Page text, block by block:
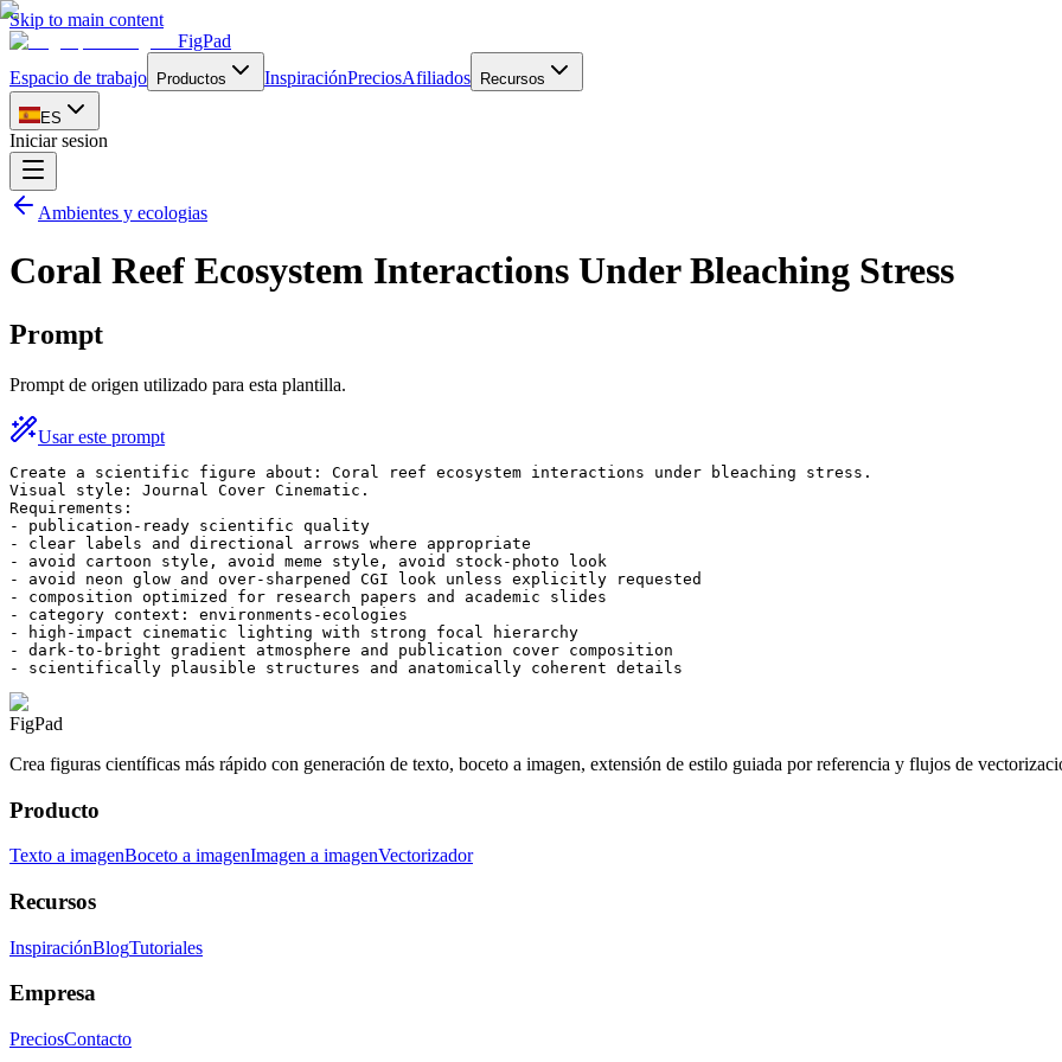
Skip to main content
FigPad
Espacio de trabajo
Productos InspiraciónPreciosAfiliados Recursos
ES
Iniciar sesion
Ambientes y ecologias
Coral Reef Ecosystem Interactions Under Bleaching Stress
Prompt
Prompt de origen utilizado para esta plantilla.
Usar este prompt
Create a scientific figure about: Coral reef ecosystem interactions under bleaching stress.
Visual style: Journal Cover Cinematic.
Requirements:
- publication-ready scientific quality
- clear labels and directional arrows where appropriate
- avoid cartoon style, avoid meme style, avoid stock-photo look
- avoid neon glow and over-sharpened CGI look unless explicitly requested
- composition optimized for research papers and academic slides
- category context: environments-ecologies
- high-impact cinematic lighting with strong focal hierarchy
- dark-to-bright gradient atmosphere and publication cover composition
- scientifically plausible structures and anatomically coherent details
FigPad
Crea figuras científicas más rápido con generación de texto, boceto a imagen, extensión de estilo guiada por referencia y flujos de
Producto
Texto a imagenBoceto a imagenImagen a imagenVectorizador
Recursos
InspiraciónBlogTutoriales
Empresa
PreciosContacto